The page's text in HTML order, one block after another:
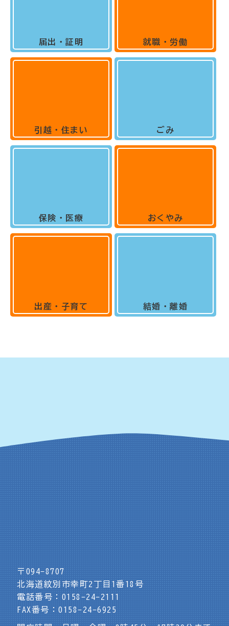
届出・証明
引越・住まい
保険・医療
出産・子育て
就職・労働
ごみ
おくやみ
結婚・離婚
〒094-8707
北海道紋別市幸町2丁目1番18号
電話番号：0158-24-2111
FAX番号：0158-24-6925